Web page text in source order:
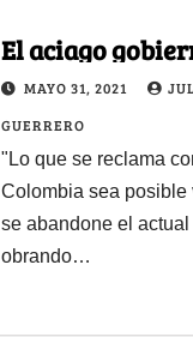
El aciago
MAYO 31, 2021
GUERRERO
"Lo que se reclama
Colombia sea posible
se abandone el
obrando…